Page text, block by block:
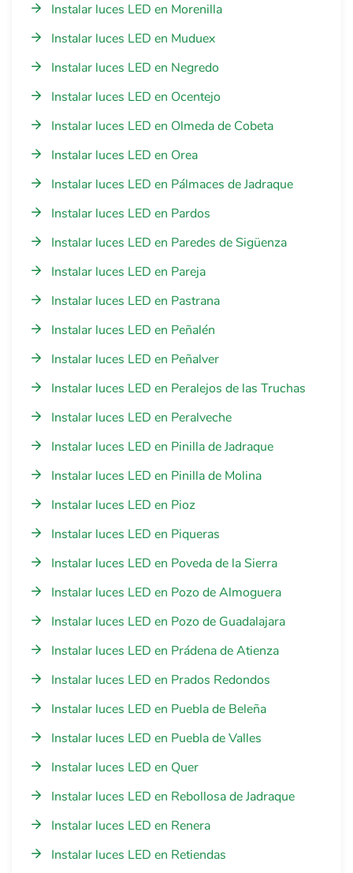
Instalar luces LED en Morenilla
Instalar luces LED en Muduex
Instalar luces LED en Negredo
Instalar luces LED en Ocentejo
Instalar luces LED en Olmeda de Cobeta
Instalar luces LED en Orea
Instalar luces LED en Pálmaces de Jadraque
Instalar luces LED en Pardos
Instalar luces LED en Paredes de Sigüenza
Instalar luces LED en Pareja
Instalar luces LED en Pastrana
Instalar luces LED en Peñalén
Instalar luces LED en Peñalver
Instalar luces LED en Peralejos de las Truchas
Instalar luces LED en Peralveche
Instalar luces LED en Pinilla de Jadraque
Instalar luces LED en Pinilla de Molina
Instalar luces LED en Pioz
Instalar luces LED en Piqueras
Instalar luces LED en Poveda de la Sierra
Instalar luces LED en Pozo de Almoguera
Instalar luces LED en Pozo de Guadalajara
Instalar luces LED en Prádena de Atienza
Instalar luces LED en Prados Redondos
Instalar luces LED en Puebla de Beleña
Instalar luces LED en Puebla de Valles
Instalar luces LED en Quer
Instalar luces LED en Rebollosa de Jadraque
Instalar luces LED en Renera
Instalar luces LED en Retiendas